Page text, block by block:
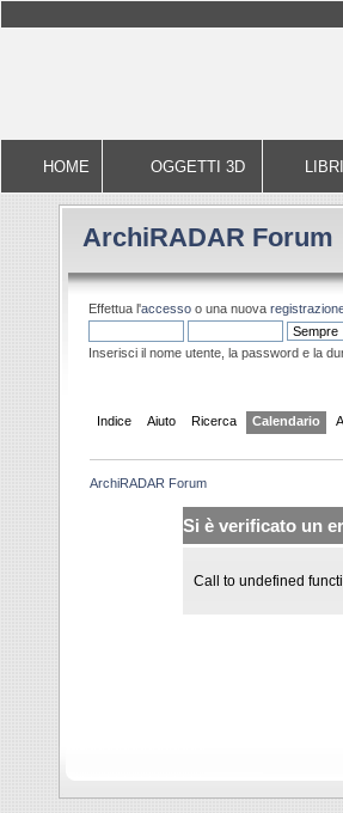
HOME OGGETTI 3D LIBRI
ArchiRADAR Forum
Effettua l'accesso o una nuova
Inserisci il nome utente, la password e la
Indice Aiuto Ricerca Calendario
ArchiRADAR Forum
Si è verificato un
Call to undefined